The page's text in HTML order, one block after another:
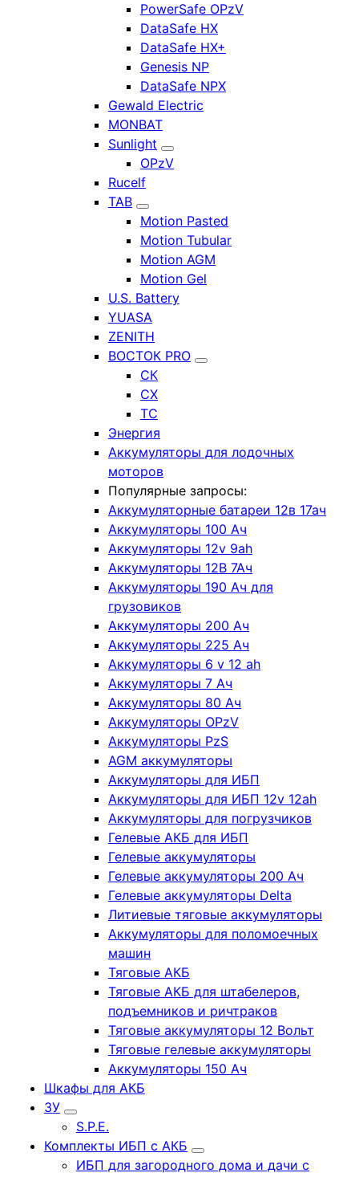
PowerSafe OPzV
DataSafe HX
DataSafe HX+
Genesis NP
DataSafe NPX
Gewald Electric
MONBAT
Sunlight
OPzV
Rucelf
TAB
Motion Pasted
Motion Tubular
Motion AGM
Motion Gel
U.S. Battery
YUASA
ZENITH
ВОСТОК PRO
СК
СХ
ТС
Энергия
Аккумуляторы для лодочных
моторов
Популярные запросы:
Аккумуляторные батареи 12в 17ач
Аккумуляторы 100 Ач
Аккумуляторы 12v 9ah
Аккумуляторы 12В 7Ач
Аккумуляторы 190 Ач для
грузовиков
Аккумуляторы 200 Ач
Аккумуляторы 225 Ач
Аккумуляторы 6 v 12 ah
Аккумуляторы 7 Ач
Аккумуляторы 80 Ач
Аккумуляторы OPzV
Аккумуляторы PzS
AGM аккумуляторы
Аккумуляторы для ИБП
Аккумуляторы для ИБП 12v 12ah
Аккумуляторы для погрузчиков
Гелевые АКБ для ИБП
Гелевые аккумуляторы
Гелевые аккумуляторы 200 Ач
Гелевые аккумуляторы Delta
Литиевые тяговые аккумуляторы
Аккумуляторы для поломоечных
машин
Тяговые АКБ
Тяговые АКБ для штабелеров,
подъемников и ричтраков
Тяговые аккумуляторы 12 Вольт
Тяговые гелевые аккумуляторы
Аккумуляторы 150 Ач
Шкафы для АКБ
ЗУ
S.P.E.
Комплекты ИБП с АКБ
ИБП для загородного дома и дачи с